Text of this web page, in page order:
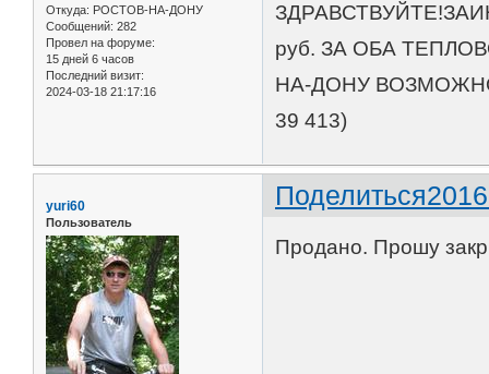
Откуда: РОСТОВ-НА-ДОНУ
Сообщений: 282
Провел на форуме:
15 дней 6 часов
Последний визит:
2024-03-18 21:17:16
руб. ЗА ОБА
НА-ДОНУ
39 413)
Поделиться
yuri60
Пользователь
Продано. Прошу